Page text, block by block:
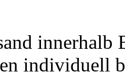
innerhalb
individuell